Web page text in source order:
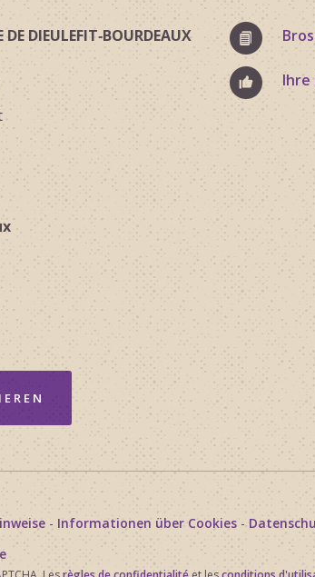
DE DIEULEFIT‑BOURDEAUX
Ihre
- Informationen über Cookies -